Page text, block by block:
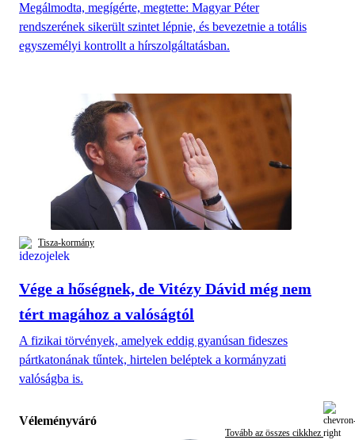
Megálmodta, megígérte, megtette: Magyar Péter
rendszerének sikerült szintet lépnie, és bevezetnie a totális
egyszemélyi kontrollt a hírszolgáltatásban.
Tisza-kormány
Vége a hőségnek, de Vitézy Dávid még nem
tért magához a valóságtól
A fizikai törvények, amelyek eddig gyanúsan fideszes
pártkatonának tűntek, hirtelen beléptek a kormányzati
valóságba is.
Véleményváró
Tovább az összes cikkhez